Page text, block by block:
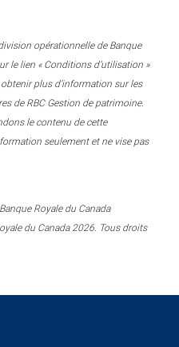
opérationnelle de Banque
le lien « Conditions d’utilisation »
plus d’information sur les
de RBC Gestion de patrimoine.
le contenu de cette
seulement et ne vise pas
Royale du Canada
du Canada 2026. Tous droits